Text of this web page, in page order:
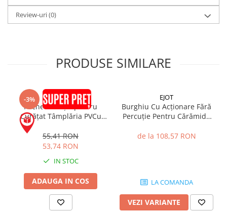
Accesorii Hidroizolații
Etanșanți Elastici și Adezivi
Impermeabilizări Suprafețe
Hidroizolații Flexibile
Hidroizolații Lichide
Hidroizolații Bituminoase
Hidrofobizare și Tratamente
Tencuieli și Betoane
Amorse Tencuieli
Pardoseli și Nivelare Suport
Nivelare Grosieră
Review-uri(0)
PRODUSE SIMILARE
-3% SOUDAL
Pachet Soluție pentru
Curățat Tâmplăria PVCu
Cream 1L + Soluție pentru
Curățat Geamuri Oglinzi 1L
55,41 RON
53,74 RON
IN STOC
ADAUGA IN COS
EJOT
Burghiu Cu Acționare Fără
Percuție Pentru Cărămidă
Plus 8 x 200mm
de la 108,57 RON
LA COMANDA
VEZI VARIANTE